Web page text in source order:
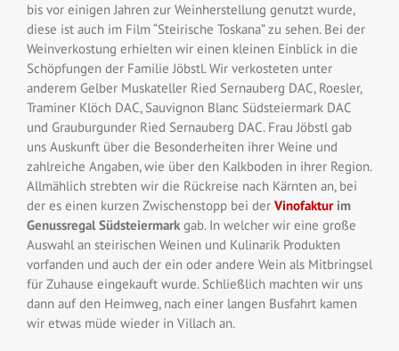
bis vor einigen Jahren zur Weinherstellung genutzt wurde,
diese ist auch im Film “Steirische Toskana” zu sehen. Bei der
Weinverkostung erhielten wir einen kleinen Einblick in die
Schöpfungen der FamilieJöbstl. Wir verkosteten unter
anderem Gelber Muskateller Ried Sernauberg DAC, Roesler,
Traminer Klöch DAC, Sauvignon Blanc Südsteiermark DAC
und Grauburgunder Ried Sernauberg DAC. FrauJöbstl gab
uns Auskunft über die Besonderheiten ihrer Weine und
zahlreiche Angaben, wie über den Kalkboden in ihrer Region.
Allmählich strebten wir die Rückreise nach Kärnten an, bei
der es einen kurzen Zwischenstopp bei der Vinofaktur im
Genussregal Südsteiermark gab. In welcher wir eine große
Auswahl an steirischen Weinen und Kulinarik Produkten
vorfanden und auch der ein oder andere Wein als Mitbringsel
für Zuhause eingekauft wurde. Schließlich machten wir uns
dann auf den Heimweg, nach einer langen Busfahrt kamen
wir etwas müde wieder in Villach an.